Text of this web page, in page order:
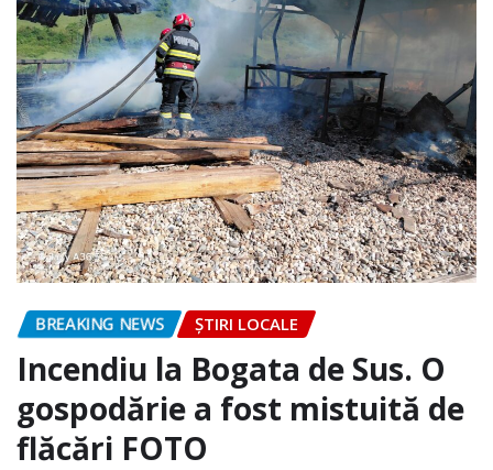
BREAKING NEWS ȘTIRI LOCALE
Incendiu la Bogata de Sus. O
gospodărie a fost mistuită de
flăcări FOTO